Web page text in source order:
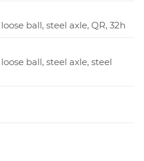
ball, steel axle, QR, 32h
ball, steel axle, steel